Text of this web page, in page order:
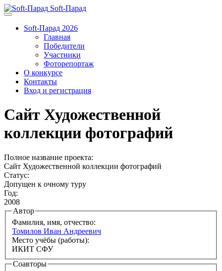
Soft-Парад
Soft-Парад 2026
Главная
Победители
Участники
Фоторепортаж
О конкурсе
Контакты
Вход и регистрация
Сайт Художественной
коллекции фотографий
Полное название проекта:
Сайт Художественной коллекции фотографий
Статус:
Допущен к очному туру
Год:
2008
Автор
Фамилия, имя, отчество:
Томилов Иван Андреевич
Место учёбы (работы):
ИКИТ СФУ
Соавторы